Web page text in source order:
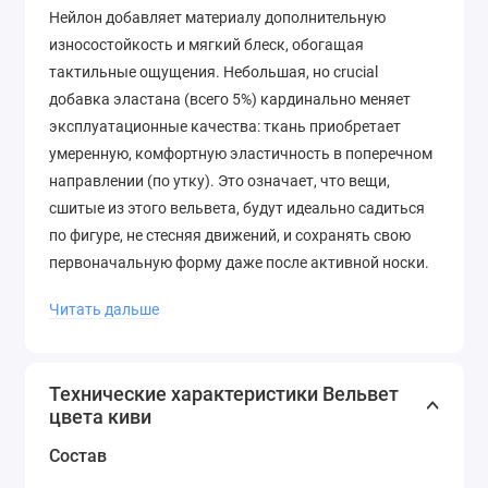
Нейлон добавляет материалу дополнительную
износостойкость и мягкий блеск, обогащая
тактильные ощущения. Небольшая, но crucial
добавка эластана (всего 5%) кардинально меняет
эксплуатационные качества: ткань приобретает
умеренную, комфортную эластичность в поперечном
направлении (по утку). Это означает, что вещи,
сшитые из этого вельвета, будут идеально садиться
по фигуре, не стесняя движений, и сохранять свою
первоначальную форму даже после активной носки.
Плотность ткани составляет 270 г/м². Это показатель
теплоизоляцию. Такая плотность делает ткань
идеальной для пошива осенне-зимней и
драпируется, образуя красивые, четкие складки, и
Читать дальше
Технические характеристики Вельвет
цвета киви
Состав